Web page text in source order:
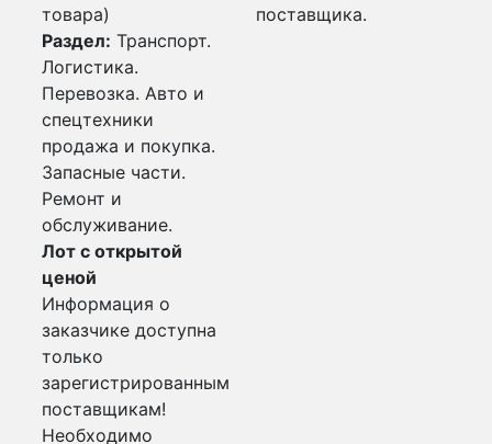
товара)
Раздел: Транспорт.
Логистика.
Перевозка. Авто и
спецтехники
продажа и покупка.
Запасные части.
Ремонт и
обслуживание.
Лот с открытой
ценой
Информация о
заказчике доступна
только
зарегистрированным
поставщикам!
Необходимо
поставщика.